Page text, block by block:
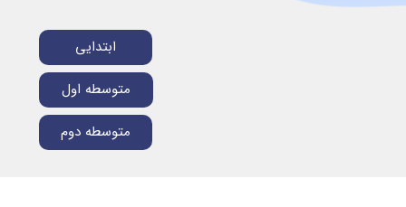
ابتدایی
متوسطه اول
متوسطه دوم